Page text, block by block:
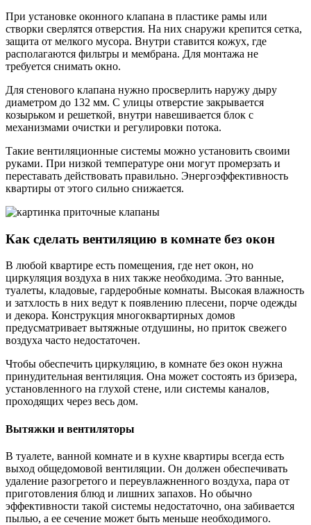
При установке оконного клапана в пластике рамы или
створки сверлятся отверстия. На них снаружи крепится сетка,
защита от мелкого мусора. Внутри ставится кожух, где
располагаются фильтры и мембрана. Для монтажа не
требуется снимать окно.
Для стенового клапана нужно просверлить наружу дыру
диаметром до 132 мм. С улицы отверстие закрывается
козырьком и решеткой, внутри навешивается блок с
механизмами очистки и регулировки потока.
Такие вентиляционные системы можно установить своими
руками. При низкой температуре они могут промерзать и
переставать действовать правильно. Энергоэффективность
квартиры от этого сильно снижается.
Как сделать вентиляцию в комнате без окон
В любой квартире есть помещения, где нет окон, но
циркуляция воздуха в них также необходима. Это ванные,
туалеты, кладовые, гардеробные комнаты. Высокая влажность
и затхлость в них ведут к появлению плесени, порче одежды
и декора. Конструкция многоквартирных домов
предусматривает вытяжные отдушины, но приток свежего
воздуха часто недостаточен.
Чтобы обеспечить циркуляцию, в комнате без окон нужна
принудительная вентиляция. Она может состоять из бризера,
установленного на глухой стене, или системы каналов,
проходящих через весь дом.
Вытяжки и вентиляторы
В туалете, ванной комнате и в кухне квартиры всегда есть
выход общедомовой вентиляции. Он должен обеспечивать
удаление разогретого и переувлажненного воздуха, пара от
приготовления блюд и лишних запахов. Но обычно
эффективности такой системы недостаточно, она забивается
пылью, а ее сечение может быть меньше необходимого.